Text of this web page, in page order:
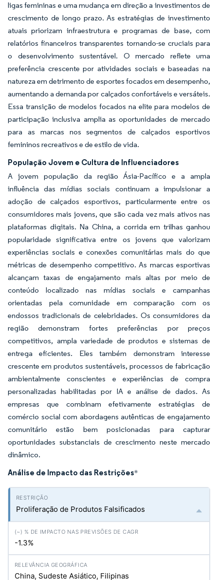
ligas femininas e uma mudança em direção a investimentos de
crescimento de longo prazo. As estratégias de investimento
atuais priorizam infraestrutura e programas de base, com
relatórios financeiros transparentes tornando-se cruciais para
o desenvolvimento sustentável. O mercado reflete uma
preferência crescente por atividades sociais e baseadas na
natureza em detrimento de esportes focados em desempenho,
aumentando a demanda por calçados confortáveis e versáteis.
Essa transição de modelos focados na elite para modelos de
participação inclusiva amplia as oportunidades de mercado
para as marcas nos segmentos de calçados esportivos
femininos recreativos e de estilo de vida.
População Jovem e Cultura de Influenciadores
A jovem população da região Ásia-Pacífico e a ampla
influência das mídias sociais continuam a impulsionar a
adoção de calçados esportivos, particularmente entre os
consumidores mais jovens, que são cada vez mais ativos nas
plataformas digitais. Na China, a corrida em trilhas ganhou
popularidade significativa entre os jovens que valorizam
experiências sociais e conexões comunitárias mais do que
métricas de desempenho competitivo. As marcas esportivas
alcançam taxas de engajamento mais altas por meio de
conteúdo localizado nas mídias sociais e campanhas
orientadas pela comunidade em comparação com os
endossos tradicionais de celebridades. Os consumidores da
região demonstram fortes preferências por preços
competitivos, ampla variedade de produtos e sistemas de
entrega eficientes. Eles também demonstram interesse
crescente em produtos sustentáveis, processos de fabricação
ambientalmente conscientes e experiências de compra
personalizadas habilitadas por IA e análise de dados. As
empresas que combinam efetivamente estratégias de
comércio social com abordagens autênticas de engajamento
comunitário estão bem posicionadas para capturar
oportunidades substanciais de crescimento neste mercado
dinâmico.
Análise de Impacto das Restrições*
Proliferação de Produtos Falsificados
-1.3%
China, Sudeste Asiático, Filipinas